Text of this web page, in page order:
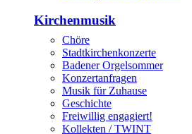
Kirchenmusik
Chöre
Stadtkirchenkonzerte
Badener Orgelsommer
Konzertanfragen
Musik für Zuhause
Geschichte
Freiwillig engagiert!
Kollekten / TWINT